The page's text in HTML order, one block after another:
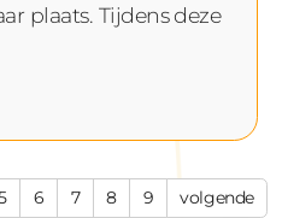
plaats. Tijdens deze
6 7 8 9 volgende